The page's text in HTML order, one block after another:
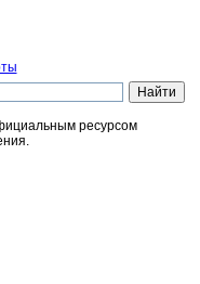
ресурсом